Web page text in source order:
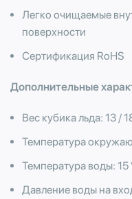
Легко очищаемые
поверхности
Сертификация RoHS
Дополнительные
Вес кубика льда: 13 /
Температура
Температура воды: 15
Давление воды на